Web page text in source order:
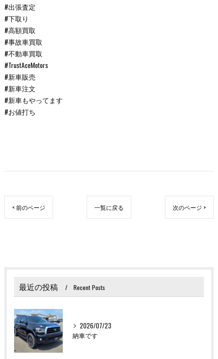
#出張査定
#下取り
#高額買取
#事故車買取
#不動車買取
#TrustAceMotors
#新車販売
#新車注文
#新車もやってます
#お値打ち
< 前のページ 一覧に戻る 次のページ >
最近の投稿 Recent Posts
2026/07/23
納車です